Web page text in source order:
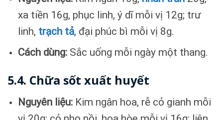
xa tiền 16g, phục linh, ý dĩ mỗi vị 12g; trư
linh, trạch tả, đại phúc bì mỗi vị 8g.
Cách dùng:Sắc uống mỗi ngày một thang.
5.4. Chữa sốt xuất huyết
Nguyên liệu:Kim ngân hoa, rễ cỏ gianh mỗi